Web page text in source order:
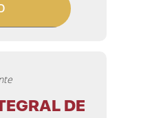
DE